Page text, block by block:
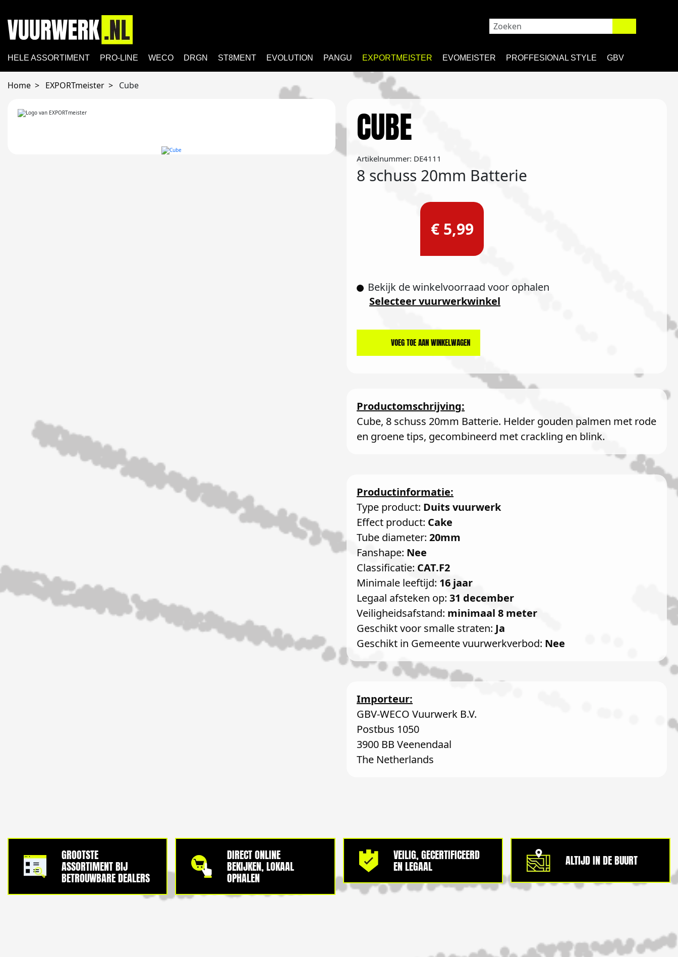
HELE ASSORTIMENT PRO-LINE WECO DRGN ST8MENT EVOLUTION PANGU EXPORTMEISTER EVOMEISTER PROFFESIONAL STYLE GBV
Home EXPORTmeister Cube
CUBE
Artikelnummer: DE4111
8 schuss 20mm Batterie
€ 5,99
Bekijk de winkelvoorraad voor ophalen
Selecteer vuurwerkwinkel
VOEG TOE AAN WINKELWAGEN
Productomschrijving:
Cube, 8 schuss 20mm Batterie. Helder gouden palmen met rode
en groene tips, gecombineerd met crackling en blink.
Productinformatie:
Type product: Duits vuurwerk
Effect product: Cake
Tube diameter: 20mm
Fanshape: Nee
Classificatie: CAT.F2
Minimale leeftijd: 16 jaar
Legaal afsteken op: 31 december
Veiligheidsafstand: minimaal 8 meter
Geschikt voor smalle straten: Ja
Geschikt in Gemeente vuurwerkverbod: Nee
Importeur:
GBV-WECO Vuurwerk B.V.
Postbus 1050
3900 BB Veenendaal
The Netherlands
GROOTSTE
ASSORTIMENT BIJ
BETROUWBARE DEALERS
DIRECT ONLINE
BEKIJKEN, LOKAAL
OPHALEN
VEILIG, GECERTIFICEERD
EN LEGAAL ALTIJD IN DE BUURT